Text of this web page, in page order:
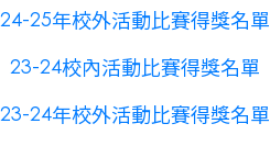
24-25年校外活動比賽得獎名單
23-24校內活動比賽得獎名單
23-24年校外活動比賽得獎名單